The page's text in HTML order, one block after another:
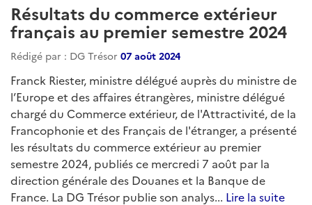
Résultats du commerce extérieur
français au premier semestre 2024
Rédigé par : DG Trésor 07 août 2024
Franck Riester, ministre délégué auprès du ministre de
l’Europe et des affaires étrangères, ministre délégué
chargé du Commerce extérieur, de l'Attractivité, de la
Francophonie et des Français de l'étranger, a présenté
les résultats du commerce extérieur au premier
semestre 2024, publiés ce mercredi 7 août par la
direction générale des Douanes et la Banque de
France. La DG Trésor publie son analys... Lire la suite